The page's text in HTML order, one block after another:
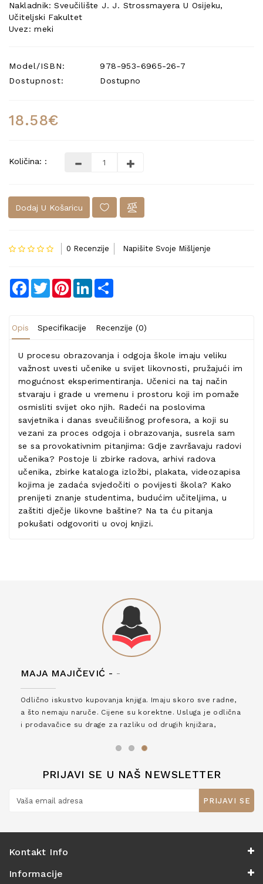
Nakladnik: Sveučilište J. J. Strossmayera U Osijeku,
Učiteljski Fakultet
Uvez: meki
Model/ISBN:
978-953-6965-26-7
Dostupnost:
Dostupno
18.58€
Količina: :
Dodaj U Košaricu
0 Recenzije Napišite Svoje Mišljenje
Facebook
TwitterPinterestLinkedIn
Opis Specifikacije Recenzije (0)
U procesu obrazovanja i odgoja škole imaju veliku
važnost uvesti učenike u svijet likovnosti, pružajući im
mogućnost eksperimentiranja. Učenici na taj način
stvaraju i grade u vremenu i prostoru koji im pomaže
osmisliti svijet oko njih. Radeći na poslovima
savjetnika i danas sveučilišnog profesora, a koji su
vezani za proces odgoja i obrazovanja, susrela sam
se sa provokativnim pitanjima: Gdje završavaju radovi
učenika? Postoje li zbirke radova, arhivi radova
učenika, zbirke kataloga izložbi, plakata, videozapisa
kojima je zadaća svjedočiti o povijesti škola? Kako
prenijeti znanje studentima, budućim učiteljima, u
zaštiti dječje likovne baštine? Na ta ću pitanja
pokušati odgovoriti u ovoj knjizi.
MAJA MAJIČEVIĆ - -
Odlično iskustvo kupovanja knjiga. Imaju skoro sve radne,
a što nemaju naruče. Cijene su korektne. Usluga je odlična
i prodavačice su drage za razliku od drugih knjižara,
PRIJAVI SE U NAŠ NEWSLETTER
PRIJAVI SE
Kontakt Info
Informacije